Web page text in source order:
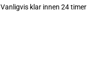
Vanligvis klar innen 24 timer